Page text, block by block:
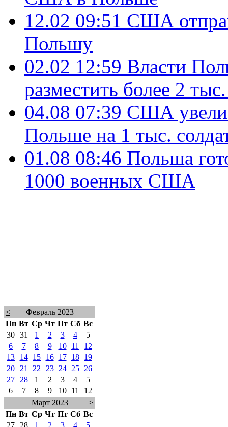
12.02 09:51 США
Польшу
02.02 12:59 Власти
разместить более 2
04.08 07:39 США
Польше на 1 тыс.
01.08 08:46 Польша
1000 военных США
<
Февраль 2023
Пн Вт Ср Чт Пт Сб Вс
30 31 1 2 3 4
5
6
7 8 9 10 11
12
13
14 15 16 17 18
19
20
21 22 23 24 25
26
27
28 1 2 3 4
5
6
7 8 9 10 11
12
Март 2023
>
Пн Вт Ср Чт Пт Сб Вс
27
28 1 2 3 4 5